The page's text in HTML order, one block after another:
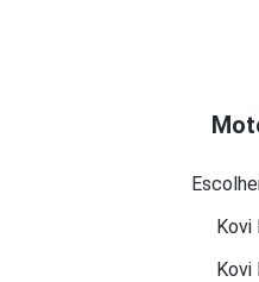
Kovi
Kovi